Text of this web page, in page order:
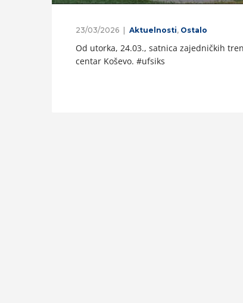
23/03/2026 Aktuelnosti, Ostalo
Od utorka, 24.03., satnica zajedničkih
centar Koševo. #ufsiks